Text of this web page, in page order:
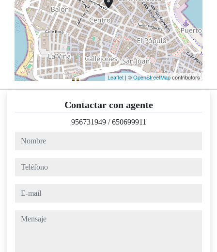
Leaflet | ©OpenStreetMapcontributors
Contactar con agente
956731949 /650699911
nombre
teléfono
e-mail
mensaje